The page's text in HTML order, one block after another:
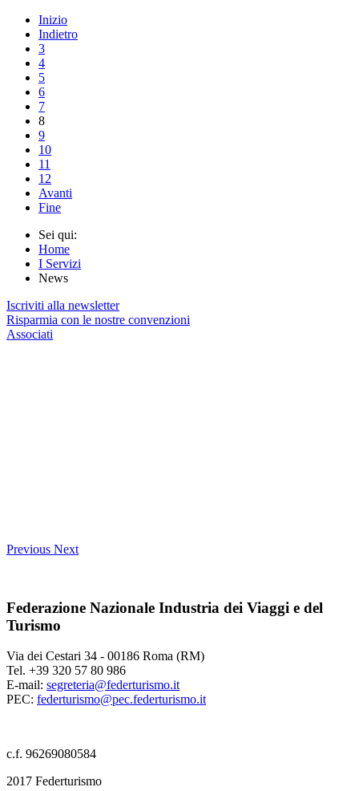
Inizio
Indietro
3
4
5
6
7
8
9
10
11
12
Avanti
Fine
Sei qui:
Home
I Servizi
News
Iscriviti alla newsletter
Risparmia con le nostre convenzioni
Associati
Previous Next
Federazione Nazionale Industria dei Viaggi e del
Turismo
Via dei Cestari 34 - 00186 Roma (RM)
Tel. +39 320 57 80 986
E-mail: segreteria@federturismo.it
PEC: federturismo@pec.federturismo.it
c.f. 96269080584
2017 Federturismo